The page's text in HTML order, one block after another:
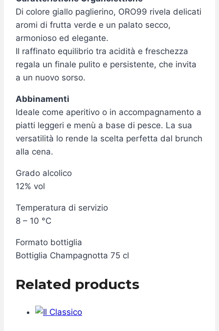
Di colore giallo paglierino, ORO99 rivela delicati
aromi di frutta verde e un palato secco,
armonioso ed elegante.
Il raffinato equilibrio tra acidità e freschezza
regala un finale pulito e persistente, che invita
a un nuovo sorso.
Abbinamenti
Ideale come aperitivo o in accompagnamento a
piatti leggeri e menù a base di pesce. La sua
versatilità lo rende la scelta perfetta dal brunch
alla cena.
Grado alcolico
12% vol
Temperatura di servizio
8 – 10 °C
Formato bottiglia
Bottiglia Champagnotta 75 cl
Related products